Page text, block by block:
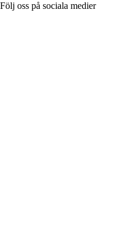
Följ oss på sociala medier